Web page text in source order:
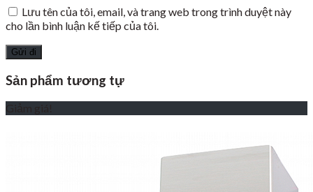
Lưu tên của tôi, email, và trang web trong trình duyệt này
cho lần bình luận kế tiếp của tôi.
Sản phẩm tương tự